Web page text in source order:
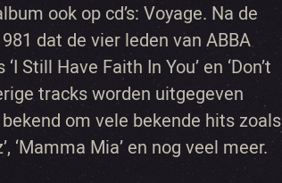
ook op cd’s: Voyage. Na de
dat de vier leden van ABBA
Have Faith In You’ en ‘Don’t
tracks worden uitgegeven
om vele bekende hits zoals
‘Mamma Mia’ en nog veel meer.